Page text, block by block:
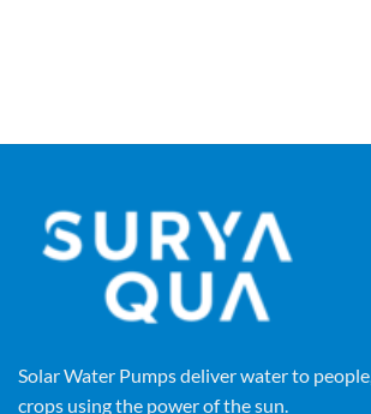
Solar Water Pumps deliver water to people,
crops using the power of the sun.